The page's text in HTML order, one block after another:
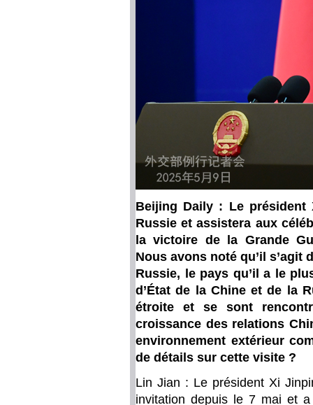
Beijing Daily : Le président
Russie et assistera aux
la victoire de la Grande
Nous avons noté qu’il s’agit
Russie, le pays qu’il a le
d’État de la Chine et de la
étroite et se sont
croissance des relations
environnement extérieur
de détails sur cette visite ?
Lin Jian : Le président Xi
invitation depuis le 7 mai et